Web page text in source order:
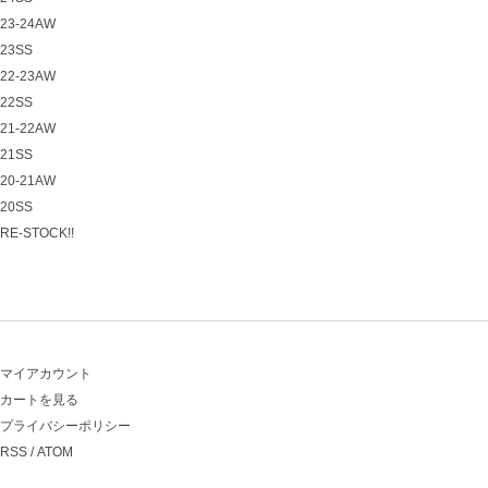
23-24AW
23SS
22-23AW
22SS
21-22AW
21SS
20-21AW
20SS
RE-STOCK!!
マイアカウント
カートを見る
プライバシーポリシー
RSS /ATOM